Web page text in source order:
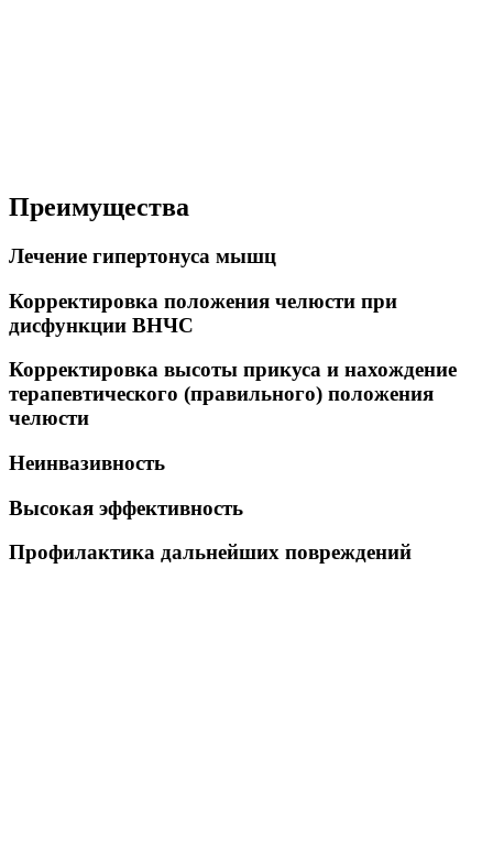
Преимущества
Лечение гипертонуса мышц
Корректировка положения челюсти при
дисфункции ВНЧС
Корректировка высоты прикуса и нахождение
терапевтического (правильного) положения
челюсти
Неинвазивность
Высокая эффективность
Профилактика дальнейших повреждений